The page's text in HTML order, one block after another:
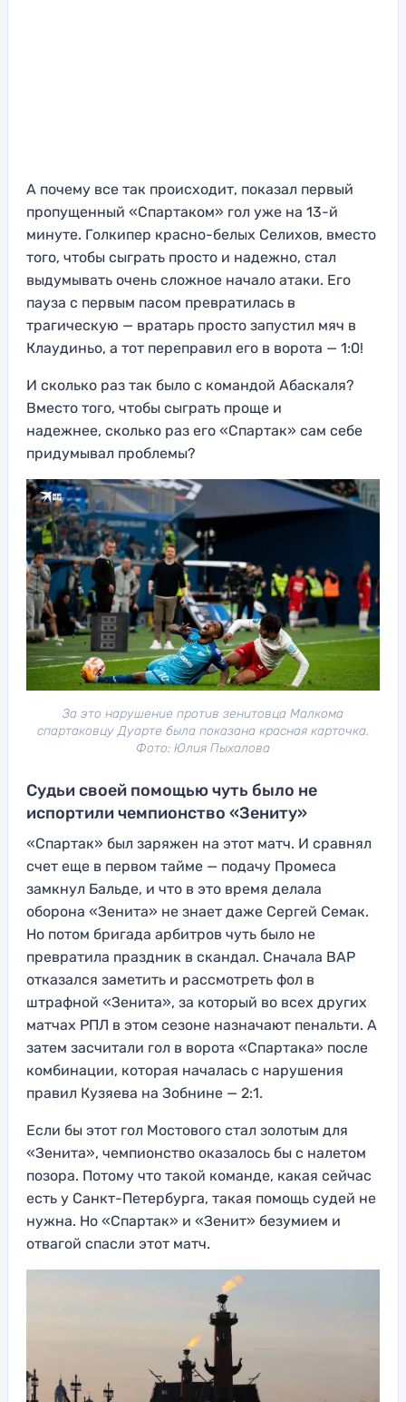
А почему все так происходит, показал первый
пропущенный «Спартаком» гол уже на 13-й
минуте. Голкипер красно-белых Селихов, вместо
того, чтобы сыграть просто и надежно, стал
выдумывать очень сложное начало атаки. Его
пауза с первым пасом превратилась в
трагическую — вратарь просто запустил мяч в
Клаудиньо, а тот переправил его в ворота — 1:0!
И сколько раз так было с командой Абаскаля?
Вместо того, чтобы сыграть проще и
надежнее, сколько раз его «Спартак» сам себе
придумывал проблемы?
За это нарушение против зенитовца Малкома
спартаковцу Дуарте была показана красная карточка.
Фото: Юлия Пыхалова
Судьи своей помощью чуть было не
испортили чемпионство «Зениту»
«Спартак» был заряжен на этот матч. И сравнял
счет еще в первом тайме — подачу Промеса
замкнул Бальде, и что в это время делала
оборона «Зенита» не знает даже Сергей Семак.
Но потом бригада арбитров чуть было не
превратила праздник в скандал. Сначала ВАР
отказался заметить и рассмотреть фол в
штрафной «Зенита», за который во всех других
матчах РПЛ в этом сезоне назначают пенальти. А
затем засчитали гол в ворота «Спартака» после
комбинации, которая началась с нарушения
правил Кузяева на Зобнине — 2:1.
Если бы этот гол Мостового стал золотым для
«Зенита», чемпионство оказалось бы с налетом
позора. Потому что такой команде, какая сейчас
есть у Санкт-Петербурга, такая помощь судей не
нужна. Но «Спартак» и «Зенит» безумием и
отвагой спасли этот матч.